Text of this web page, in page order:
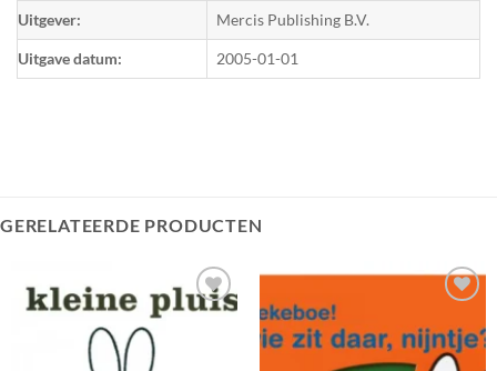
Uitgever: Mercis Publishing B.V.
Uitgave datum: 2005-01-01
GERELATEERDE PRODUCTEN